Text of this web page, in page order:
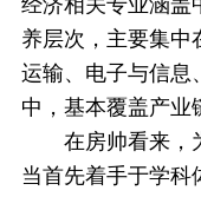
经济相关专业涵盖
养层次，主要集中
运输、电子与信息
中，基本覆盖产业
在房帅看来，
当首先着手于学科